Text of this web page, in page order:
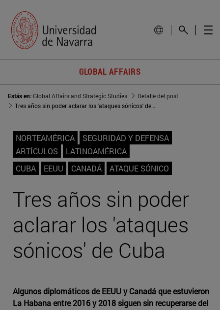
GLOBAL AFFAIRS
Estás en:Global Affairs and Strategic Studies
Detalle del post
Tres años sin poder aclarar los 'ataques sónicos' de Cuba
NORTEAMÉRICA
SEGURIDAD Y DEFENSA
ARTÍCULOS
LATINOAMÉRICA
CUBA
EEUU CANADÁ ATAQUE SÓNICO
Tres años sin poder
aclarar los 'ataques
sónicos' de Cuba
Algunos diplomáticos de EEUU y Canadá que estuvieron
La Habana entre 2016 y 2018 siguen sin recuperarse del